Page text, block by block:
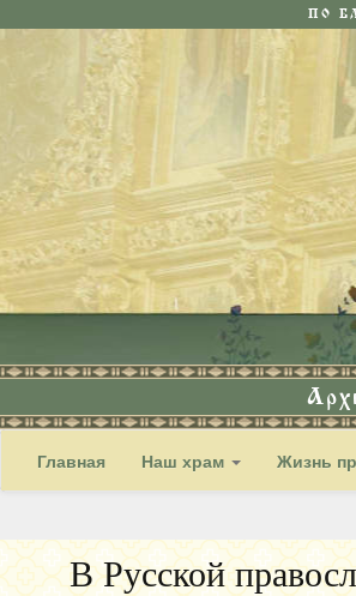
ПО
Главная Наш храм Жизнь
В Русской